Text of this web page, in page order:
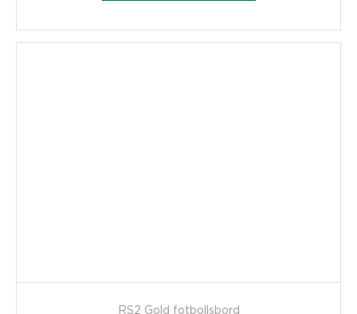
RS2 Gold fotbollsbord